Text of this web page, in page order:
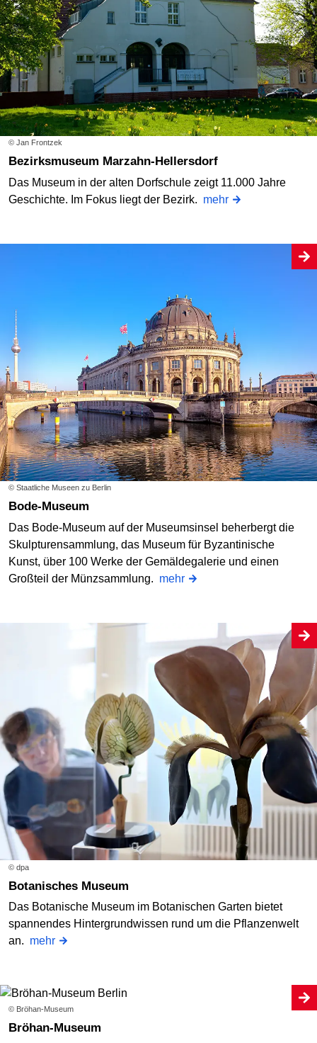
© Jan Frontzek
Bezirksmuseum Marzahn-Hellersdorf
Das Museum in der alten Dorfschule zeigt 11.000 Jahre
Geschichte. Im Fokus liegt der Bezirk. mehr
© Staatliche Museen zu Berlin
Bode-Museum
Das Bode-Museum auf der Museumsinsel beherbergt die
Skulpturensammlung, das Museum für Byzantinische
Kunst, über 100 Werke der Gemäldegalerie und einen
Großteil der Münzsammlung. mehr
© dpa
Botanisches Museum
Das Botanische Museum im Botanischen Garten bietet
spannendes Hintergrundwissen rund um die Pflanzenwelt
an. mehr
© Bröhan-Museum
Bröhan-Museum